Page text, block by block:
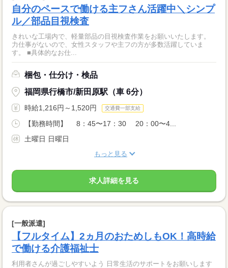
自分のペースで働ける主フさん活躍中＼シンプ
ル／部品目視検査
きれいな工場内で、軽量部品の目視検査作業をお願いいたします。
力仕事がないので、女性スタッフや主フの方が多数活躍していま
す。 ■具体的なお仕...
梱包・仕分け・検品
福岡県行橋市/新田原駅（車 6分）
時給1,216円～1,520円 交通費一部支給
【勤務時間】 8：45〜17：30 20：00〜4...
土曜日 日曜日
もっと見る
求人詳細を見る
[一般派遣]
【フルタイム】2ヵ月のおためしもOK！高時給
で働ける介護福祉士
利用者さんが過ごしやすいよう 日常生活のサポートをお願いします